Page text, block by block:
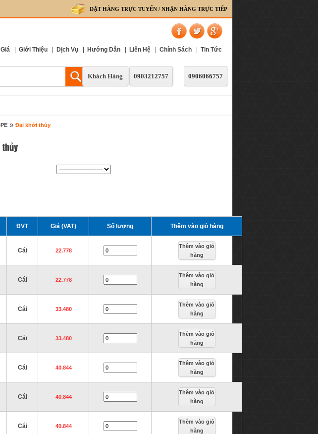
ĐẶT HÀNG TRỰC TUYẾN / NHẬN HÀNG TRỰC TIẾP
Giới Thiệu Dịch Vụ Hướng Dẫn Liên Hệ Chính Sách Tin Tức
Khách Hàng 0906066757
0903212757
» Đai khởi thủy
ĐVT Giá (VAT) Số lượng Thêm vào giỏ hàng
Cái 22.778
Thêm vào giỏ
hàng
Cái 22.778
Thêm vào giỏ
hàng
Cái 33.480
Thêm vào giỏ
hàng
Cái 33.480
Thêm vào giỏ
hàng
Cái 40.844
Thêm vào giỏ
hàng
Cái 40.844
Thêm vào giỏ
hàng
Cái 40.844
Thêm vào giỏ
hàng